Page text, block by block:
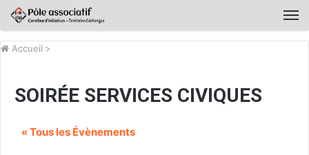
Accueil >
SOIRÉE SERVICES CIVIQUES
« Tous les Évènements